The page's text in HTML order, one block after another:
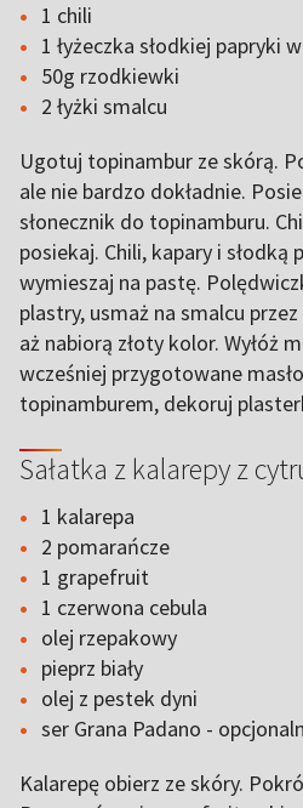
1 chili
1 łyżeczka słodkiej papryki
50g rzodkiewki
2 łyżki smalcu
Ugotuj topinambur ze skórą.
ale nie bardzo dokładnie.
słonecznik do topinamburu.
posiekaj. Chili, kapary i słodką
wymieszaj na pastę.
plastry, usmaż na smalcu
aż nabiorą złoty kolor. Wyłóż
wcześniej przygotowane
topinamburem, dekoruj
Sałatka z kalarepy z
1 kalarepa
2 pomarańcze
1 grapefruit
1 czerwona cebula
olej rzepakowy
pieprz biały
olej z pestek dyni
ser Grana Padano -
Kalarepę obierz ze skóry.